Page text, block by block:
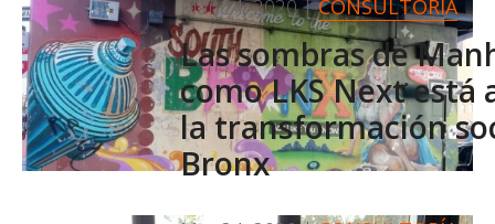
Las sombras de
como LKS Next está
la transformación
Bronx
Mar 24, 2020|CONSULTORÍA